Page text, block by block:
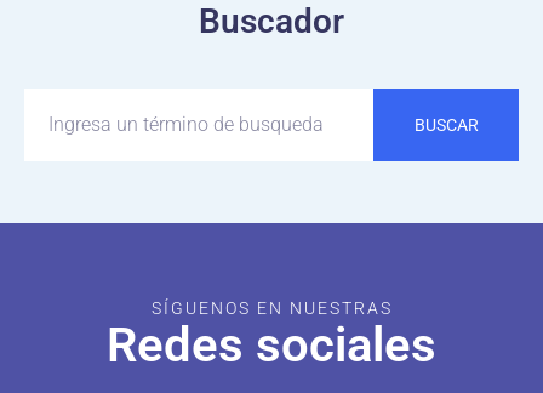
Buscador
BUSCAR
SÍGUENOS EN NUESTRAS
Redes sociales